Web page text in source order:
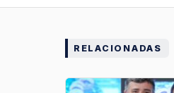
RELACIONADAS